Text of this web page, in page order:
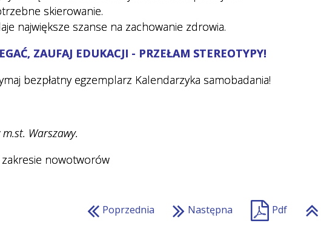
skierowanie.
największe szanse na zachowanie zdrowia.
ZAUFAJ EDUKACJI - PRZEŁAM STEREOTYPY!
bezpłatny egzemplarz Kalendarzyka samobadania!
Warszawy.
Poprzednia Następna Pdf